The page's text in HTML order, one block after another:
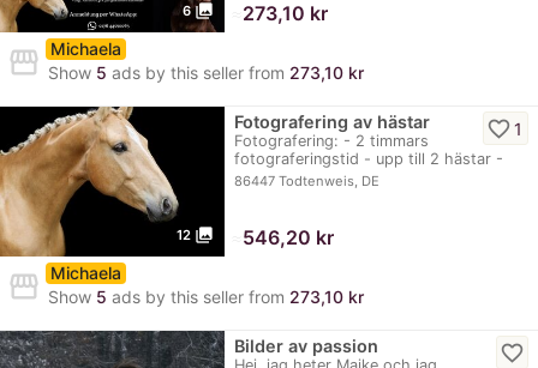
6 photo_library 273,10 kr
storefront
Michaela
Show 5 ads by this seller from 273,10 kr
12 photo_library
Fotografering av hästar
Fotografering: - 2 timmars
fotograferingstid - upp till 2 hästar -
Online-galleri…
86447 Todtenweis, DE
favorite_border1
546,20 kr
storefront
Michaela
Show 5 ads by this seller from 273,10 kr
Bilder av passion favorite_border